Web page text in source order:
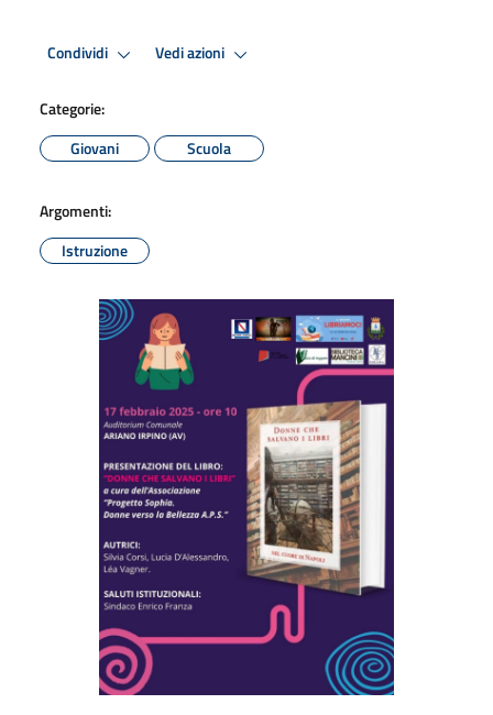
Condividi Vedi azioni
Categorie:
Giovani
Scuola
Argomenti:
Istruzione